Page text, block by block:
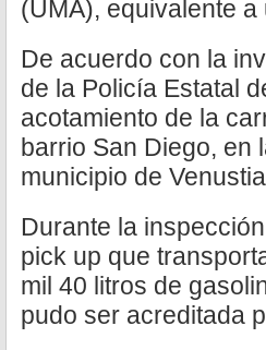
(UMA), equivalente
De acuerdo con la
de la Policía Estatal
acotamiento de la
barrio San Diego, en
municipio de
Durante la
pick up que
mil 40 litros de
pudo ser acreditada